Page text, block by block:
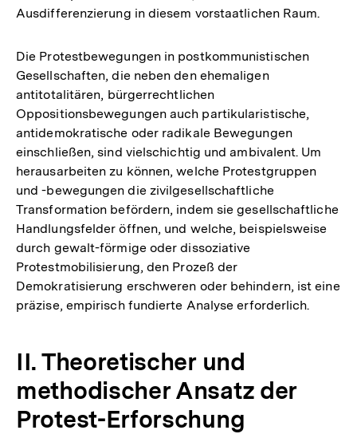
Ausdifferenzierung in diesem vorstaatlichen Raum.
Die Protestbewegungen in postkommunistischen
Gesellschaften, die neben den ehemaligen
antitotalitären, bürgerrechtlichen
Oppositionsbewegungen auch partikularistische,
antidemokratische oder radikale Bewegungen
einschließen, sind vielschichtig und ambivalent. Um
herausarbeiten zu können, welche Protestgruppen
und -bewegungen die zivilgesellschaftliche
Transformation befördern, indem sie gesellschaftliche
Handlungsfelder öffnen, und welche, beispielsweise
durch gewalt-förmige oder dissoziative
Protestmobilisierung, den Prozeß der
Demokratisierung erschweren oder behindern, ist eine
präzise, empirisch fundierte Analyse erforderlich.
II. Theoretischer und
methodischer Ansatz der
Protest-Erforschung